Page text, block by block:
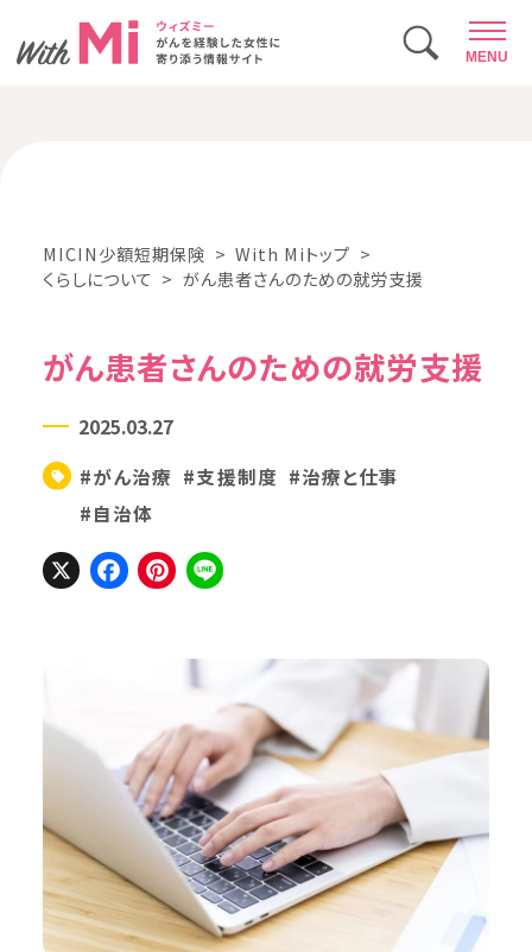
MENU
MICIN少額短期保険
With Miトップ
くらしについて
がん患者さんのための就労支援
がん患者さんのための就労支援
2025.03.27
#がん治療 #支援制度 #治療と仕事
#自治体
X Facebook
Pinterest